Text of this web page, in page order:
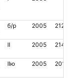
б/р 2005
II 2005
IIю 2005